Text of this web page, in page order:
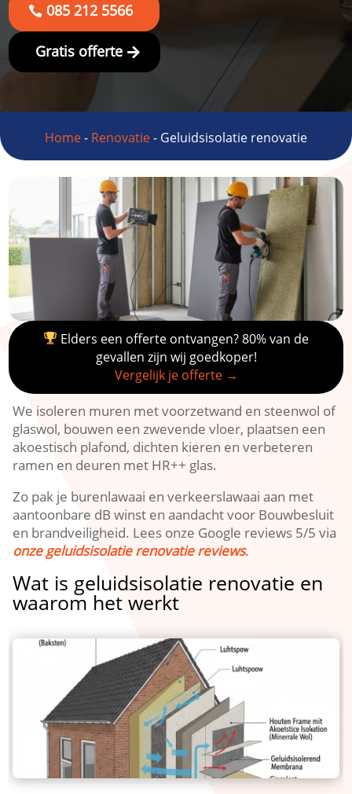
085 212 5566
Gratis offerte
Home- Renovatie- Geluidsisolatie renovatie
Elders een offerte ontvangen? 80% van de
gevallen zijn wij goedkoper!
Vergelijk je offerte →
We isoleren muren met voorzetwand en steenwol of
glaswol, bouwen een zwevende vloer, plaatsen een
akoestisch plafond, dichten kieren en verbeteren
ramen en deuren met HR++ glas.​
Zo pak je burenlawaai en verkeerslawaai aan met
aantoonbare dB winst en aandacht voor Bouwbesluit
en brandveiligheid.​ Lees onze Google reviews 5/5 via
onze geluidsisolatie renovatie reviews.​
Wat is geluidsisolatie renovatie en
waarom het werkt